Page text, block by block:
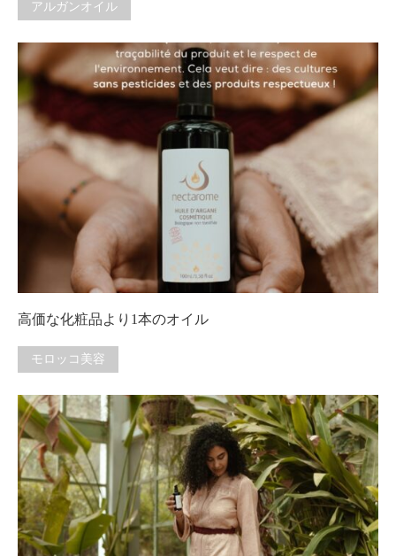
アルガンオイル
高価な化粧品より1本のオイル
モロッコ美容